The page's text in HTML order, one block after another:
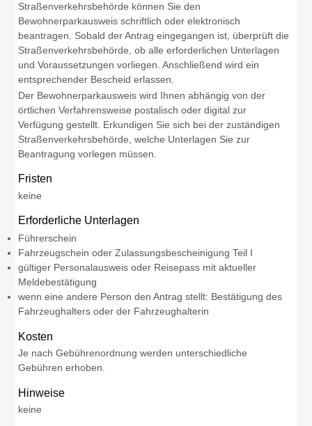
Straßenverkehrsbehörde können Sie den
Bewohnerparkausweis schriftlich oder elektronisch
beantragen. Sobald der Antrag eingegangen ist, überprüft die
Straßenverkehrsbehörde, ob alle erforderlichen Unterlagen
und Voraussetzungen vorliegen. Anschließend wird ein
entsprechender Bescheid erlassen.
Der Bewohnerparkausweis wird Ihnen abhängig von der
örtlichen Verfahrensweise postalisch oder digital zur
Verfügung gestellt. Erkundigen Sie sich bei der zuständigen
Straßenverkehrsbehörde, welche Unterlagen Sie zur
Beantragung vorlegen müssen.
Fristen
keine
Erforderliche Unterlagen
Führerschein
Fahrzeugschein oder Zulassungsbescheinigung Teil I
gültiger Personalausweis oder Reisepass mit aktueller
Meldebestätigung
wenn eine andere Person den Antrag stellt: Bestätigung des
Fahrzeughalters oder der Fahrzeughalterin
Kosten
Je nach Gebührenordnung werden unterschiedliche
Gebühren erhoben.
Hinweise
keine